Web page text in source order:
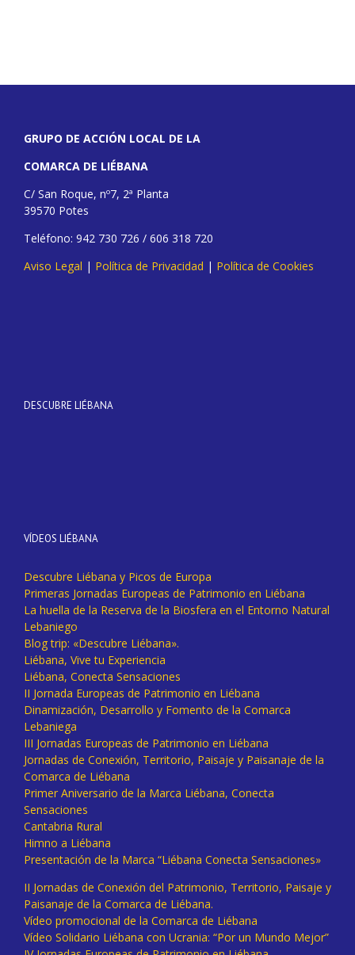
GRUPO DE ACCIÓN LOCAL DE LA
COMARCA DE LIÉBANA
C/ San Roque, nº7, 2ª Planta
39570 Potes
Teléfono: 942 730 726 / 606 318 720
Aviso Legal | Política de Privacidad | Política de Cookies
DESCUBRE LIÉBANA
VÍDEOS LIÉBANA
Descubre Liébana y Picos de Europa
Primeras Jornadas Europeas de Patrimonio en Liébana
La huella de la Reserva de la Biosfera en el Entorno Natural
Lebaniego
Blog trip: «Descubre Liébana».
Liébana, Vive tu Experiencia
Liébana, Conecta Sensaciones
II Jornada Europeas de Patrimonio en Liébana
Dinamización, Desarrollo y Fomento de la Comarca
Lebaniega
III Jornadas Europeas de Patrimonio en Liébana
Jornadas de Conexión, Territorio, Paisaje y Paisanaje de la
Comarca de Liébana
Primer Aniversario de la Marca Liébana, Conecta
Sensaciones
Cantabria Rural
Himno a Liébana
Presentación de la Marca “Liébana Conecta Sensaciones»
II Jornadas de Conexión del Patrimonio, Territorio, Paisaje y
Paisanaje de la Comarca de Liébana.
Vídeo promocional de la Comarca de Liébana
Vídeo Solidario Liébana con Ucrania: “Por un Mundo Mejor”